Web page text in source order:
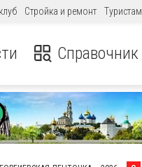
Стройка и ремонт Туристам
Справочник